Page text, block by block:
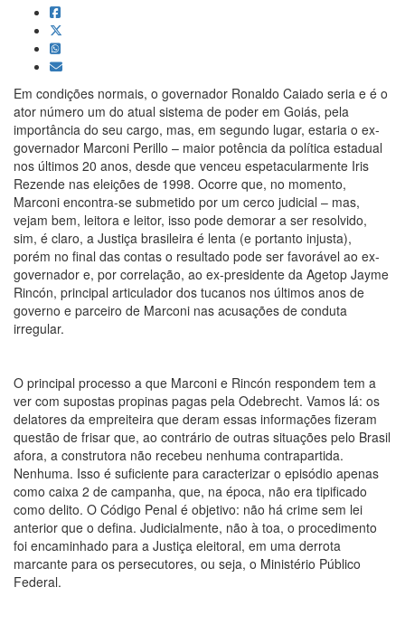
Em condições normais, o governador Ronaldo Caiado seria e é o
ator número um do atual sistema de poder em Goiás, pela
importância do seu cargo, mas, em segundo lugar, estaria o ex-
governador Marconi Perillo – maior potência da política estadual
nos últimos 20 anos, desde que venceu espetacularmente Iris
Rezende nas eleições de 1998. Ocorre que, no momento,
Marconi encontra-se submetido por um cerco judicial – mas,
vejam bem, leitora e leitor, isso pode demorar a ser resolvido,
sim, é claro, a Justiça brasileira é lenta (e portanto injusta),
porém no final das contas o resultado pode ser favorável ao ex-
governador e, por correlação, ao ex-presidente da Agetop Jayme
Rincón, principal articulador dos tucanos nos últimos anos de
governo e parceiro de Marconi nas acusações de conduta
irregular.
O principal processo a que Marconi e Rincón respondem tem a
ver com supostas propinas pagas pela Odebrecht. Vamos lá: os
delatores da empreiteira que deram essas informações fizeram
questão de frisar que, ao contrário de outras situações pelo Brasil
afora, a construtora não recebeu nenhuma contrapartida.
Nenhuma. Isso é suficiente para caracterizar o episódio apenas
como caixa 2 de campanha, que, na época, não era tipificado
como delito. O Código Penal é objetivo: não há crime sem lei
anterior que o defina. Judicialmente, não à toa, o procedimento
foi encaminhado para a Justiça eleitoral, em uma derrota
marcante para os persecutores, ou seja, o Ministério Público
Federal.